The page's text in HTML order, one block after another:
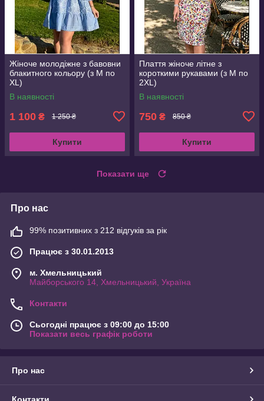
Жіноче молодіжне з бавовни
блакитного кольору (з M по
XL)
В наявності
1 100 ₴ 1 250 ₴
Купити
Плаття жіноче літне з
короткими рукавами (з M по
2XL)
В наявності
750 ₴ 850 ₴
Купити
Показати ще
Про нас
99% позитивних з 212 відгуків за рік
Працює з 30.01.2013
м. Хмельницький
Майборського 14, Хмельницький, Україна
Контакти
Сьогодні працює з 09:00 до 15:00
Показати весь графік роботи
Про нас
Контакти